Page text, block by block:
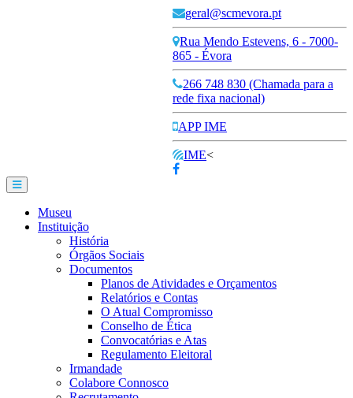
geral@scmevora.pt
Rua Mendo Estevens, 6 - 7000-
865 - Évora
266 748 830 (Chamada para a
rede fixa nacional)
APP IME
IME<
Museu
Instituição
História
Órgãos Sociais
Documentos
Planos de Atividades e Orçamentos
Relatórios e Contas
O Atual Compromisso
Conselho de Ética
Convocatórias e Atas
Regulamento Eleitoral
Irmandade
Colabore Connosco